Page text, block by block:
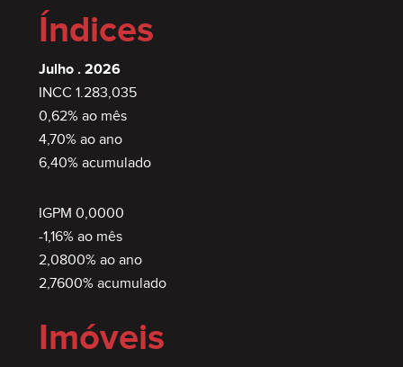
Índices
Julho . 2026
INCC 1.283,035
0,62% ao mês
4,70% ao ano
6,40% acumulado
IGPM 0,0000
-1,16% ao mês
2,0800% ao ano
2,7600% acumulado
Imóveis